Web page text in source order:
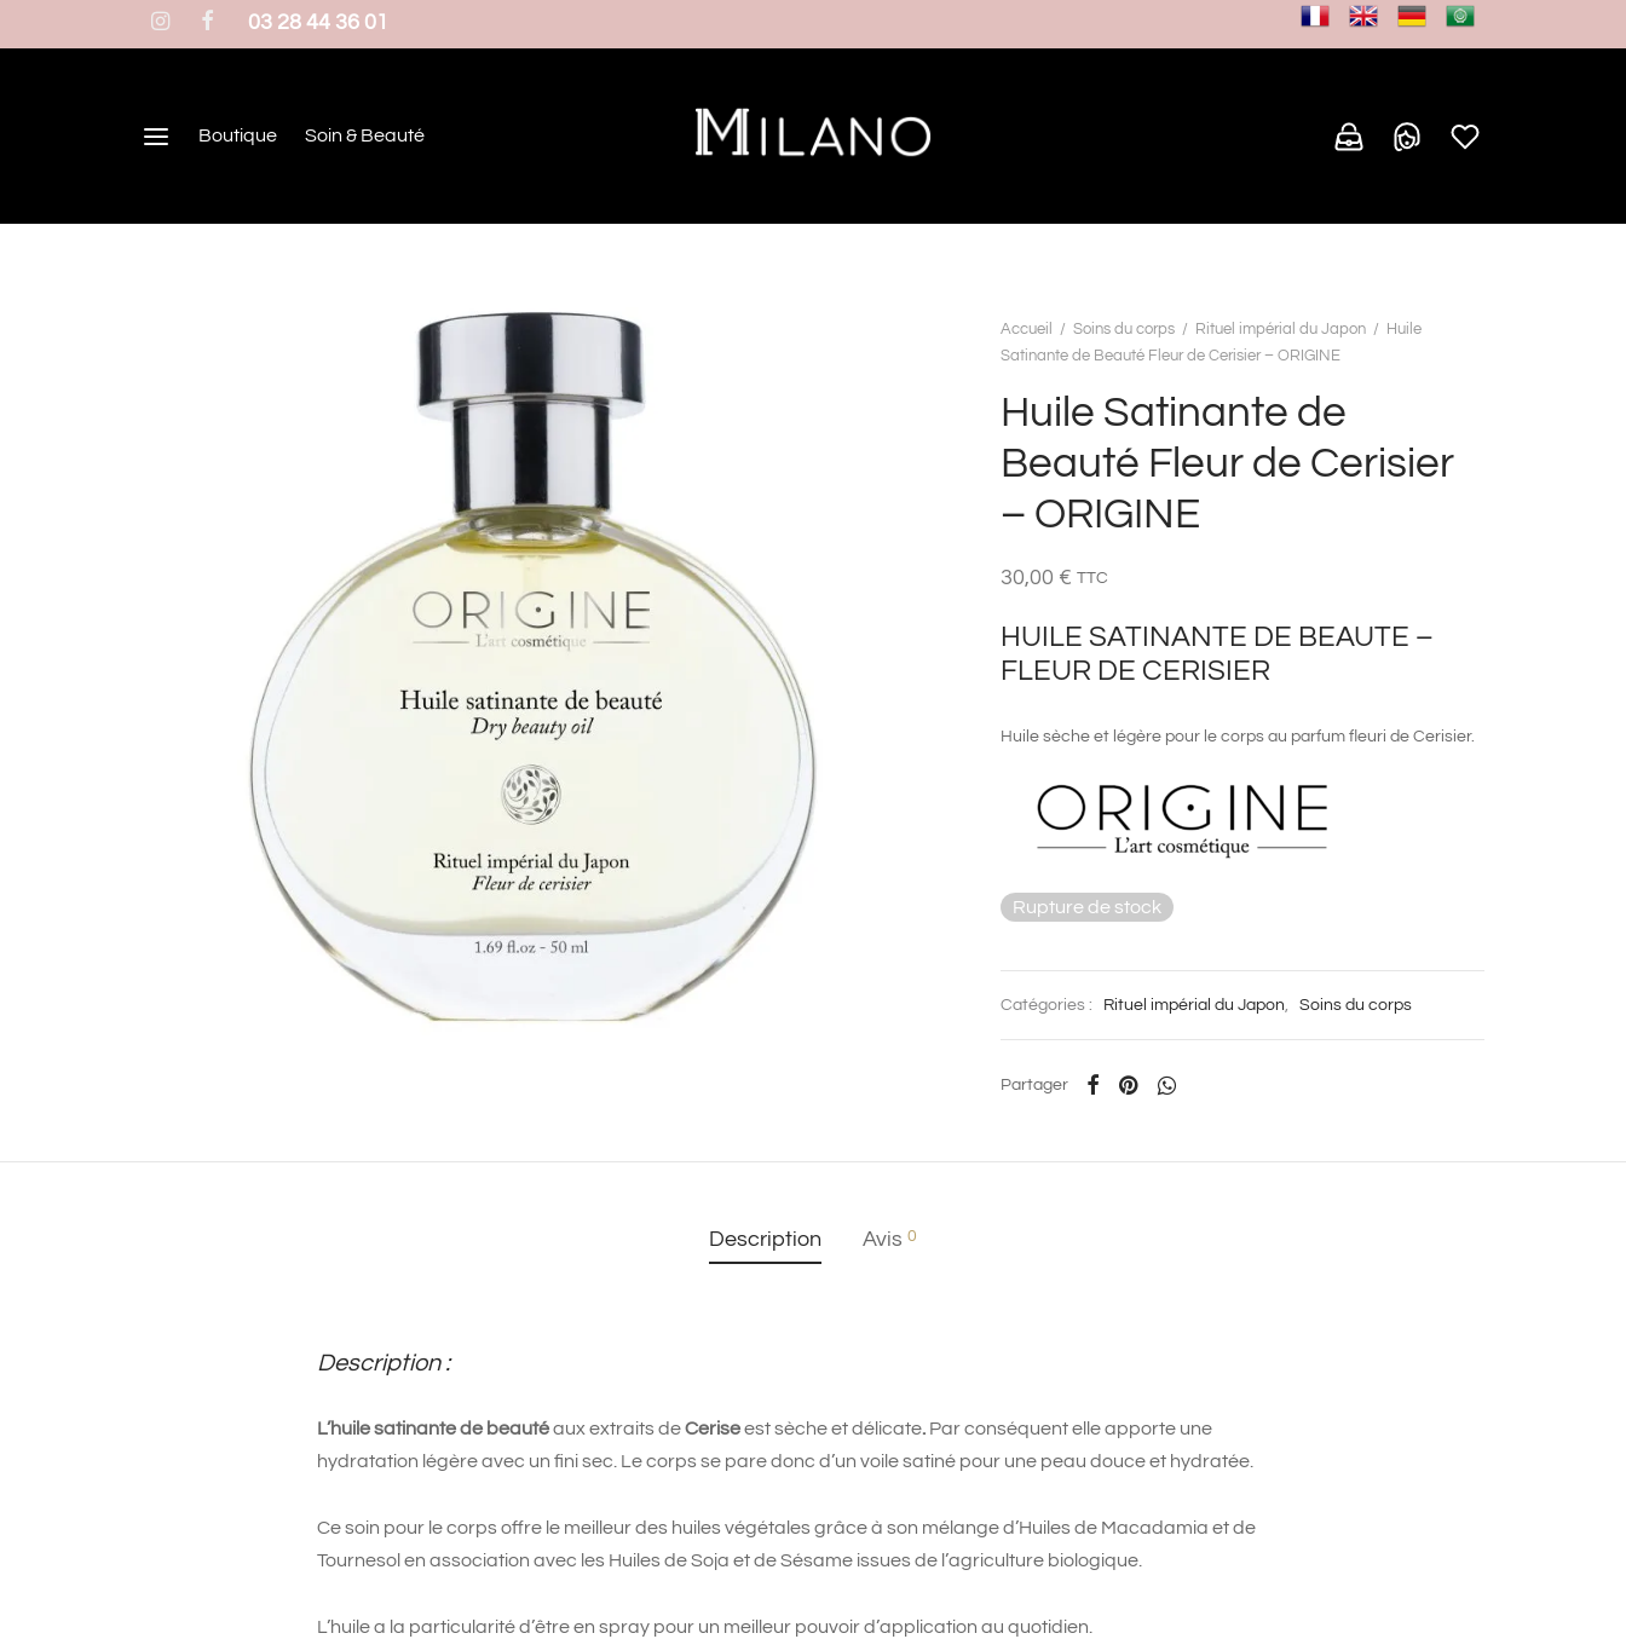
03 28 44 36 01
Boutique Soin & Beauté
Accueil / Soins du corps / Rituel impérial du Japon /
Huile
Satinante de Beauté Fleur de Cerisier – ORIGINE
Huile Satinante de
Beauté Fleur de Cerisier
– ORIGINE
30,00 € TTC
HUILE SATINANTE DE BEAUTE –
FLEUR DE CERISIER
Huile sèche et légère pour le corps au parfum fleuri de Cerisier.
Rupture de stock
Catégories : Rituel impérial du Japon Soins du corps
Partager
Description Avis 0
Description :
L’huile satinante de beautéaux extraits deCeriseest sèche et délicate. Par conséquent elle apporte une
hydratation légère avec un fini sec. Le corps se pare donc d’un voile satiné pour une peau douce et hydratée.
Ce soin pour le corps offre le meilleur des huiles végétales grâce à son mélange d’Huiles de Macadamia et de
Tournesol en association avec les Huiles de Soja et de Sésame issues de l’agriculture biologique.
L’huile a la particularité d’être en spray pour un meilleur pouvoir d’application au quotidien.